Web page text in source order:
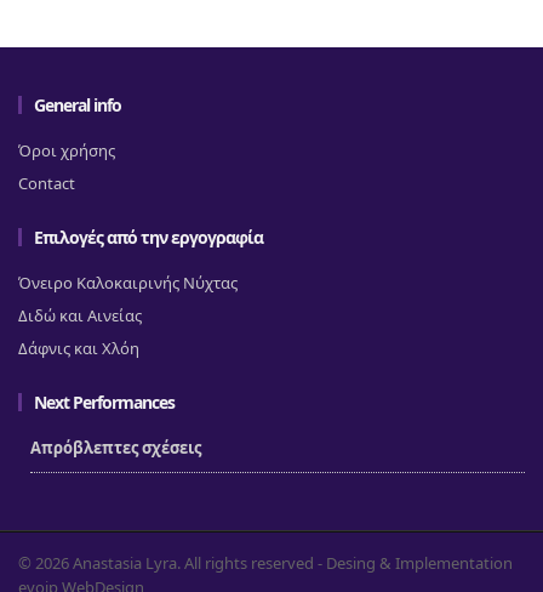
General info
Όροι χρήσης
Contact
Επιλογές από την εργογραφία
Όνειρο Καλοκαιρινής Νύχτας
Διδώ και Αινείας
Δάφνις και Χλόη
Next Performances
Απρόβλεπτες σχέσεις
© 2026 Anastasia Lyra. All rights reserved - Desing & Implementation
evoip WebDesign